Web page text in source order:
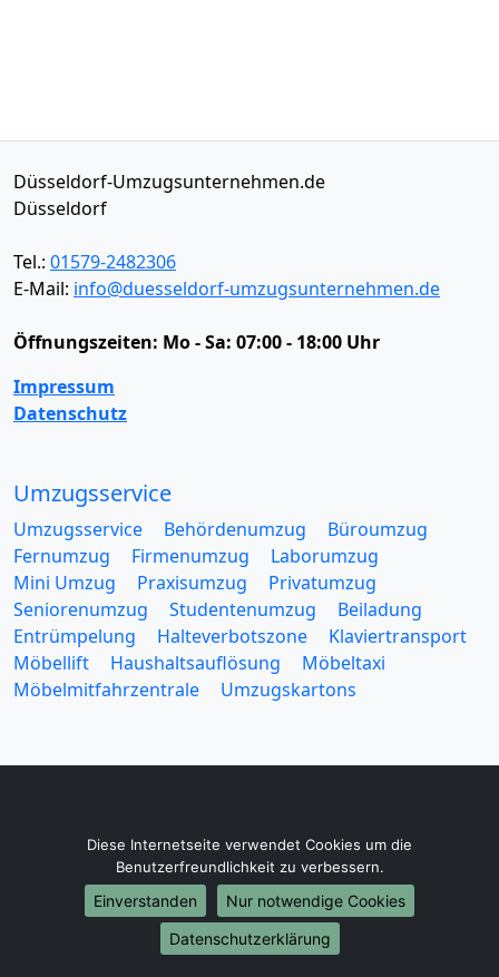
Düsseldorf-Umzugsunternehmen.de
Düsseldorf
Tel.: 01579-2482306
E-Mail: info@duesseldorf-umzugsunternehmen.de
Öffnungszeiten: Mo - Sa: 07:00 - 18:00 Uhr
Impressum
Datenschutz
Umzugsservice
Umzugsservice Behördenumzug
Büroumzug
Fernumzug
Firmenumzug
Laborumzug
Mini Umzug
Praxisumzug
Privatumzug
Seniorenumzug
Studentenumzug
Beiladung
Entrümpelung
Halteverbotszone
Klaviertransport
Möbellift
Haushaltsauflösung
Möbeltaxi
Möbelmitfahrzentrale
Umzugskartons
Europa-Umzüge
Umzug von Düsseldorf nach Belarus
Umzug von Düsseldorf nach Belgien
Umzug von Düsseldorf nach Bulgarien
Umzug von Düsseldorf nach Dänemark
Diese Internetseite verwendet Cookies um die
Benutzerfreundlichkeit zu verbessern.
Einverstanden
Nur notwendige Cookies
Datenschutzerklärung